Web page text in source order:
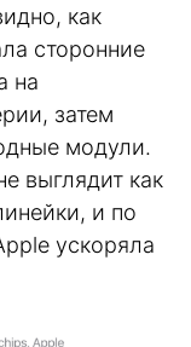
как
сторонние
на
затем
модули.
выглядит как
и по
ускоряла